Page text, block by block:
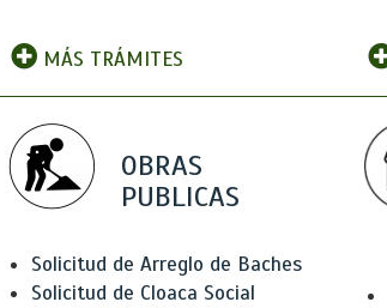
MÁS TRÁMITES
OBRAS
PUBLICAS
Solicitud de Arreglo de Baches
Solicitud de Cloaca Social